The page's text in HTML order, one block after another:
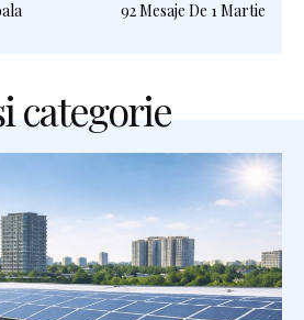
92 Mesaje De 1 Martie
categorie